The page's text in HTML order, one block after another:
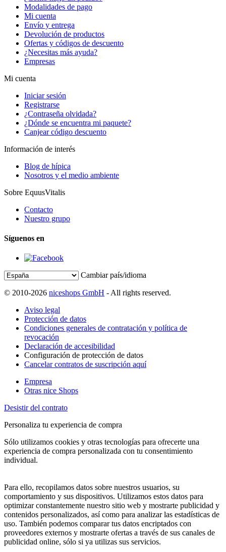
Modalidades de pago
Mi cuenta
Envío y entrega
Devolución de productos
Ofertas y códigos de descuento
¿Necesitas más ayuda?
Empresas
Mi cuenta
Iniciar sesión
Registrarse
¿Contraseña olvidada?
¿Dónde se encuentra mi paquete?
Canjear código descuento
Información de interés
Blog de hípica
Nosotros y el medio ambiente
Sobre EquusVitalis
Contacto
Nuestro grupo
Síguenos en
Cambiar país/idioma
© 2010-2026 niceshops GmbH - All rights reserved.
Aviso legal
Protección de datos
Condiciones generales de contratación y política de
revocación
Declaración de accesibilidad
Configuración de protección de datos
Cancelar contratos de suscripción aquí
Empresa
Otras nice Shops
Desistir del contrato
Personaliza tu experiencia de compra
Sólo utilizamos cookies y otras tecnologías para ofrecerte una
experiencia de compra personalizada con tu consentimiento
individual.
Para ello, recopilamos datos sobre nuestros usuarios, su
comportamiento y sus dispositivos. Utilizamos estos datos para
optimizar constantemente nuestro sitio web y mostrarte publicidad y
contenidos personalizados, así como para analizar las estadísticas de
uso. También podemos comparar tus datos encriptados con
proveedores externos y mostrarte ofertas a través de sus canales de
publicidad online, sólo si ya utilizas sus servicios.